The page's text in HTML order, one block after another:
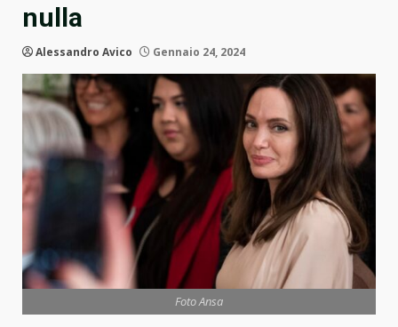
nulla
Alessandro Avico Gennaio 24, 2024
Foto Ansa